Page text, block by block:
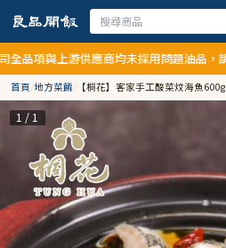
應商均未採用問題油品，請安心購買食用
首頁/地方菜餚/ 【桐花】客家手工酸菜炆海魚600g
1 / 1